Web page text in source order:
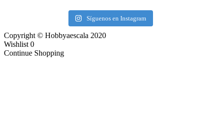
Síguenos en Instagram
Copyright © Hobbyaescala 2020
Wishlist 0
Continue Shopping